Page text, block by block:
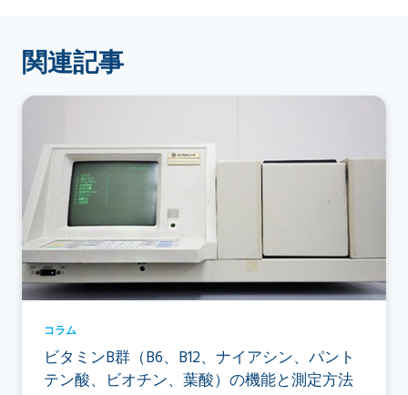
関連記事
コラム
ビタミンB群（B6、B12、ナイアシン、パント
テン酸、ビオチン、葉酸）の機能と測定方法